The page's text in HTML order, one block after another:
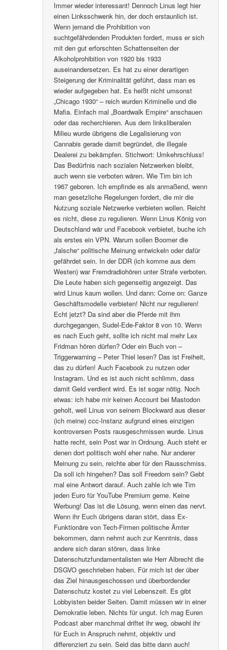
Immer wieder interessant! Dennoch Linus legt hier
einen Linksschwenk hin, der doch erstaunlich ist.
Wenn jemand die Prohibition von
suchtgefährdenden Produkten fordert, muss er sich
mit den gut erforschten Schattenseiten der
Alkoholprohibition von 1920 bis 1933
auseinandersetzen. Es hat zu einer derartigen
Steigerung der Kriminalität geführt, dass man es
wieder aufgegeben hat. Es heißt nicht umsonst
„Chicago 1930“ – reich wurden Kriminelle und die
Mafia. Einfach mal „Boardwalk Empire“ anschauen
oder das recherchieren. Aus dem linksliberalen
Milieu wurde übrigens die Legalisierung von
Cannabis gerade damit begründet, die illegale
Dealerei zu bekämpfen. Stichwort: Umkehrschluss!
Das Bedürfnis nach sozialen Netzwerken bleibt,
auch wenn sie verboten wären. Wie Tim bin ich
1967 geboren. Ich empfinde es als anmaßend, wenn
man gesetzliche Regelungen fordert, die mir die
Nutzung soziale Netzwerke verbieten wollen. Reicht
es nicht, diese zu regulieren. Wenn Linus König von
Deutschland wär und Facebook verbietet, buche ich
als erstes ein VPN. Warum sollen Boomer die
„falsche“ politische Meinung entwickeln oder dafür
gefährdet sein. In der DDR (ich komme aus dem
Westen) war Fremdradiohören unter Strafe verboten.
Die Leute haben sich gegenseitig angezeigt. Das
wird Linus kaum wollen. Und dann: Come on: Ganze
Geschäftsmodelle verbieten! Nicht nur regulieren!
Echt jetzt? Da sind aber die Pferde mit ihm
durchgegangen, Sudel-Ede-Faktor 8 von 10. Wenn
es nach Euch geht, sollte ich nicht mal mehr Lex
Fridman hören dürfen? Oder ein Buch von –
Triggerwarning – Peter Thiel lesen? Das ist Freiheit,
das zu dürfen! Auch Facebook zu nutzen oder
Instagram. Und es ist auch nicht schlimm, dass
damit Geld verdient wird. Es ist sogar nötig. Noch
etwas: ich habe mir keinen Account bei Mastodon
geholt, weil Linus von seinem Blockward aus dieser
(ich meine) ccc-Instanz aufgrund eines einzigen
kontroversen Posts rausgeschmissen wurde. Linus
hatte recht, sein Post war in Ordnung. Auch steht er
denen dort politisch wohl eher nahe. Nur anderer
Meinung zu sein, reichte aber für den Rausschmiss.
Da soll ich hingehen? Das soll Freedom sein? Gebt
mal eine Antwort darauf. Auch zahle ich wie Tim
jeden Euro für YouTube Premium gerne. Keine
Werbung! Das ist die Lösung, wenn einen das nervt.
Wenn ihr Euch übrigens daran stört, dass Ex-
Funktionäre von Tech-Firmen politische Ämter
bekommen, dann nehmt auch zur Kenntnis, dass
andere sich daran stören, dass linke
Datenschutzfundamentalisten wie Herr Albrecht die
DSGVO geschrieben haben. Für mich ist der über
das Ziel hinausgeschossen und überbordender
Datenschutz kostet zu viel Lebenszeit. Es gibt
Lobbyisten beider Seiten. Damit müssen wir in einer
Demokratie leben. Nichts für ungut. Ich mag Euren
Podcast aber manchmal driftet ihr weg, obwohl ihr
für Euch in Anspruch nehmt, objektiv und
differenziert zu sein. Seid das bitte dann auch!